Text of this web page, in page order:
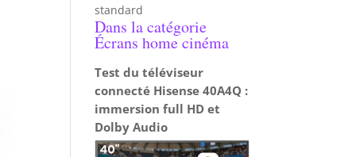
Dans la catégorie
Écrans home cinéma
Test du téléviseur
connecté Hisense 40A4Q :
immersion full HD et
Dolby Audio